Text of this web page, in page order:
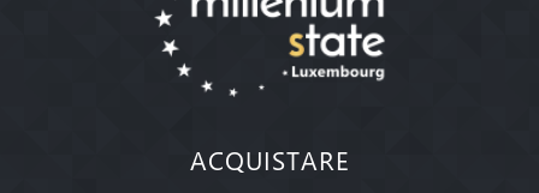
ACQUISTARE